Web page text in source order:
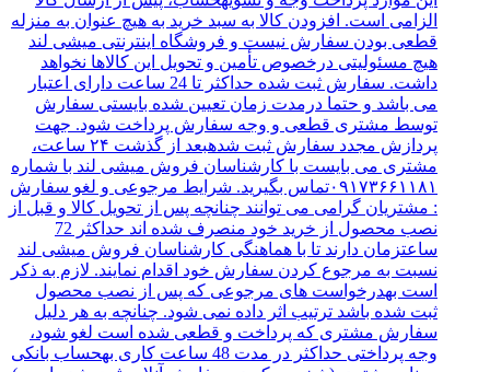
الزامی است. افزودن کالا به سبد خرید به هیچ عنوان به منزله
قطعی بودن سفارش نیست و فروشگاه اینترنتی میشی لند
هیچ مسئولیتی درخصوص تأمین و تحویل این کالاها نخواهد
داشت. سفارش ثبت شده حداکثر تا 24 ساعت دارای اعتبار
می باشد و حتما درمدت زمان تعیین شده بایستی سفارش
توسط مشتری قطعی و وجه سفارش پرداخت شود. جهت
پردازش مجدد سفارش ثبت شدهبعد از گذشت ۲۴ ساعت،
مشتری می بایست با کارشناسان فروش میشی لند با شماره
۰۹۱۷۳۶۶۱۱۸۱تماس بگیرید. شرایط مرجوعی و لغو سفارش
: مشتریان گرامی می توانند چنانچه پس از تحویل کالا و قبل از
نصب محصول از خرید خود منصرف شده اند حداکثر 72
ساعتزمان دارند تا با هماهنگی کارشناسان فروش میشی لند
نسبت به مرجوع کردن سفارش خود اقدام نمایند. لازم به ذکر
است بهدرخواست های مرجوعی که پس از نصب محصول
ثبت شده باشد ترتیب اثر داده نمی شود. چنانچه به هر دلیل
سفارش مشتری که پرداخت و قطعی شده است لغو شود،
وجه پرداختی حداکثر در مدت 48 ساعت کاری بهحساب بانکی